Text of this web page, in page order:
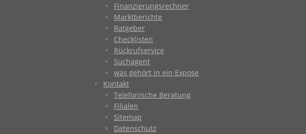
Finanzierungsrechner
Marktberichte
Ratgeber
Checklisten
Rückrufservice
Suchagent
was gehört in ein Expose
Kontakt
Telefonische Beratung
Filialen
Sitemap
Datenschutz